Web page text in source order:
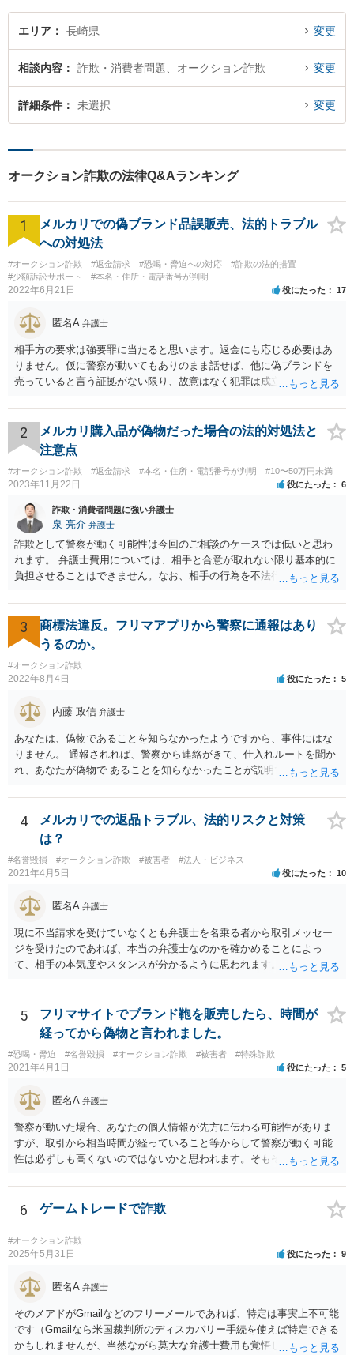
エリア 長崎県 変更
相談内容 詐欺・消費者問題、オークション詐欺 変更
詳細条件 未選択 変更
オークション詐欺の法律Q&Aランキング
1
メルカリでの偽ブランド品誤販売、法的トラブル
への対処法
#オークション詐欺 #返金請求 #恐喝・脅迫への対応
#詐欺の法的措置
#少額訴訟サポート
#本名・住所・電話番号が判明
2022年6月21日 役にたった 17
匿名A 弁護士
相手方の要求は強要罪に当たると思います。返金にも応じる必要はあ
りません。仮に警察が動いてもありのまま話せば、他に偽ブランドを
売っていると言う証拠がない限り、故意はなく犯罪は成立しないと判
す。本当にブランド品がほしくて損したと思うだけなら元の金額の返
金しか求めないはずですし、靴の機能性に問題がないなら「ブランド
品じゃないから履いていかなかった」という主張もまず通りません。
2
メルカリ購入品が偽物だった場合の法的対処法と
注意点
#オークション詐欺 #返金請求 #本名・住所・電話番号が判明 #10〜50万円未満
2023年11月22日 役にたった 6
詐欺・消費者問題に強い弁護士
泉 亮介 弁護士
詐欺として警察が動く可能性は今回のご相談のケースでは低いと思わ
れます。 弁護士費用については、相手と合意が取れない限り基本的に
負担させることはできません。なお、相手の行為を不法行為として損
して請求することも可能です。
3
商標法違反。フリマアプリから警察に通報はあり
うるのか。
#オークション詐欺
2022年8月4日 役にたった 5
内藤 政信 弁護士
あなたは、偽物であることを知らなかったようですから、事件にはな
りません。 通報されれば、警察から連絡がきて、仕入れルートを聞か
れ、あなたが偽物で あることを知らなかったことが説明できれば、事
ょう。
4
メルカリでの返品トラブル、法的リスクと対策
は？
#名誉毀損 #オークション詐欺 #被害者 #法人・ビジネス
2021年4月5日 役にたった 10
匿名A 弁護士
現に不当請求を受けていなくとも弁護士を名乗る者から取引メッセー
ジを受けたのであれば、本当の弁護士なのかを確かめることによっ
て、相手の本気度やスタンスが分かるように思われます。
5
フリマサイトでブランド鞄を販売したら、時間が
経ってから偽物と言われました。
#恐喝・脅迫 #名誉毀損 #オークション詐欺 #被害者 #特殊詐欺
2021年4月1日 役にたった 5
匿名A 弁護士
警察が動いた場合、あなたの個人情報が先方に伝わる可能性がありま
すが、取引から相当時間が経っていること等からして警察が動く可能
性は必ずしも高くないのではないかと思われます。そもそも虚偽の事
考えますと、先方が勘違いしている等の事情がないかぎり、先方が警
察に被害申告することはあまり考えにくいのではないかと存じます。
入手先等を明らかにできる資料等をまとめておかれることをおすすめ
いたします。 先方の脅し文句等がエスカレートするようでしたら、や
要罪や詐欺罪等で被害届を出せないか相談されることも考えられるか
を持ち出してきた場合は、弁護士の氏名と登録番号を聞いた上で、日
弁連の弁護士検索ページで実在するか確認し、仮に実在する場合であ
ってもなりすましの可能性もあるので、日弁連の弁護士検索ページで
6 ゲームトレードで詐欺
#オークション詐欺
2025年5月31日 役にたった 9
匿名A 弁護士
そのメアドがGmailなどのフリーメールであれば、特定は事実上不可能
です（Gmailなら米国裁判所のディスカバリー手続を使えば特定できる
かもしれませんが、当然ながら莫大な弁護士費用も覚悟しなければな